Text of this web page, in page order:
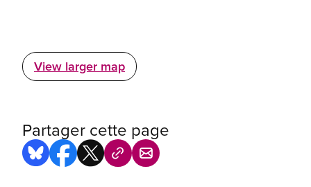
View larger map
Partager cette page